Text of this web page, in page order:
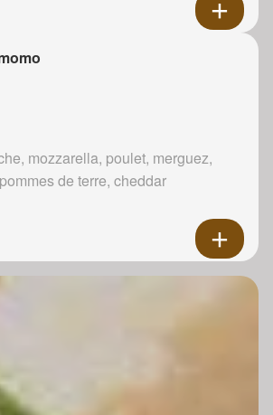
mozzarella, poulet, merguez,
de terre, cheddar